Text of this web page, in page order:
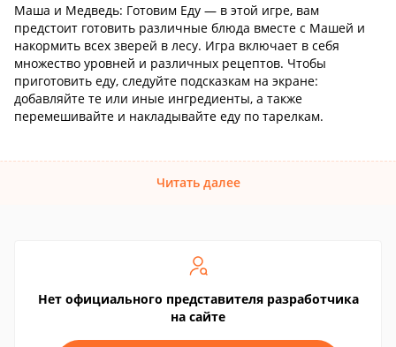
Маша и Медведь: Готовим Еду — в этой игре, вам
предстоит готовить различные блюда вместе с Машей и
накормить всех зверей в лесу. Игра включает в себя
множество уровней и различных рецептов. Чтобы
приготовить еду, следуйте подсказкам на экране:
добавляйте те или иные ингредиенты, а также
перемешивайте и накладывайте еду по тарелкам.
Читать далее
Нет официального представителя разработчика
на сайте